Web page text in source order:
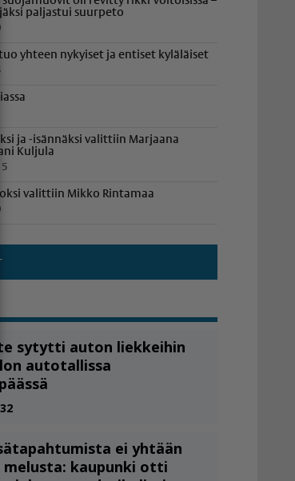
paljastui suurpeto
tuo yhteen nykyiset ja entiset kyläläiset
ja -isännäksi valittiin Marjaana
Kuljula
valittiin Mikko Rintamaa